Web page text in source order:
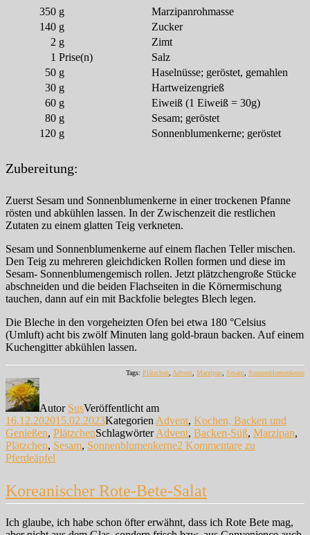
350 g
Marzipanrohmasse
140 g
Zucker
2 g
Zimt
1 Prise(n)
Salz
50 g
Haselnüsse; geröstet, gemahlen
30 g
Hartweizengrieß
60 g
Eiweiß (1 Eiweiß = 30g)
80 g
Sesam; geröstet
120 g Sonnenblumenkerne; geröstet
Zubereitung:
Zuerst Sesam und Sonnenblumenkerne in einer trockenen Pfanne
rösten und abkühlen lassen. In der Zwischenzeit die restlichen
Zutaten zu einem glatten Teig verkneten.
Sesam und Sonnenblumenkerne auf einem flachen Teller mischen.
Den Teig zu mehreren gleichdicken Rollen formen und diese im
Sesam- Sonnenblumengemisch rollen. Jetzt plätzchengroße Stücke
abschneiden und die beiden Flachseiten in die Körnermischung
tauchen, dann auf ein mit Backfolie belegtes Blech legen.
Die Bleche in den vorgeheizten Ofen bei etwa 180 °Celsius
(Umluft) acht bis zwölf Minuten lang gold-braun backen. Auf einem
Kuchengitter abkühlen lassen.
Tags: Plätzchen, Advent, Marzipan, Sesam, Sonnenblumenkerne
Autor SusVeröffentlicht am
16.12.202015.02.2023KategorienAdvent, Kochen, Backen und
Genießen, PlätzchenSchlagwörterAdvent, Backen-Süß, Marzipan,
Plätzchen, Sesam, Sonnenblumenkerne2 Kommentare zu
Pferdeäpfel
Koreanischer Rote-Bete-Salat
Ich glaube, ich habe schon öfter erwähnt, dass ich Rote Bete mag,